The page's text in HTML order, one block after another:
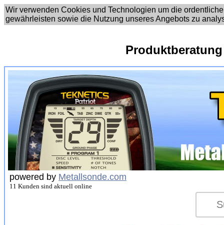
Wir verwenden Cookies und Technologien um die
gewährleisten sowie die Nutzung unseres Angebots zu
powered by Metallsonde.com
11 Kunden sind aktuell online